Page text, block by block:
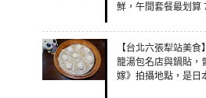
鮮，午間套餐最划算
【台北六張犁站美
籠湯包名店與鍋貼，
嫁》拍攝地點，是日